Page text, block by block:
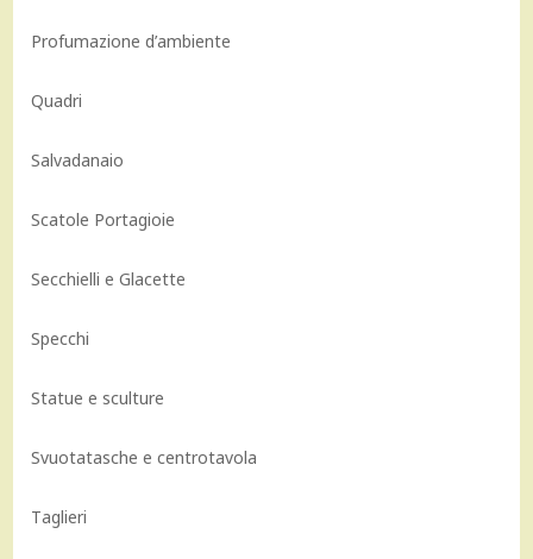
Profumazione d’ambiente
Quadri
Salvadanaio
Scatole Portagioie
Secchielli e Glacette
Specchi
Statue e sculture
Svuotatasche e centrotavola
Taglieri